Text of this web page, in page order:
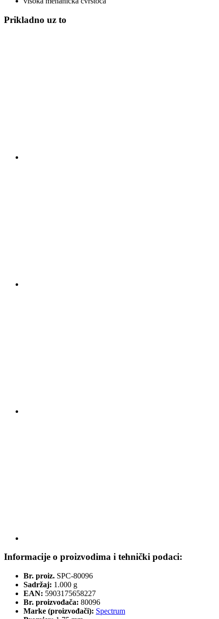
Prikladno uz to
Informacije o proizvodima i tehnički podaci:
Br. proiz. SPC-80096
Sadržaj: 1.000 g
EAN: 5903175658227
Br. proizvođača: 80096
Marke (proizvođači): Spectrum